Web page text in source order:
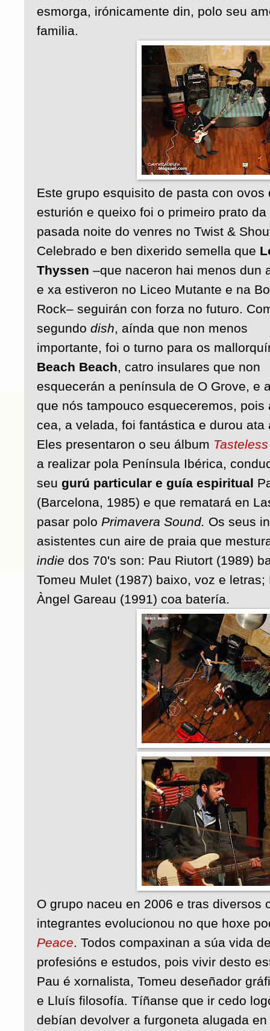
esmorga, irónicamente din, polo seu
familia.
Este grupo esquisito de pasta con ovos
esturión e queixo foi o primeiro prato da
pasada noite do venres no Twist &
Celebrado e ben dixerido semella que
Thyssen –que naceron hai menos dun
e xa estiveron no Liceo Mutante e na
Rock– seguirán con forza no futuro.
segundo dish, aínda que non menos
importante, foi o turno para os
Beach Beach, catro insulares que non
esquecerán a península de O Grove, e
que nós tampouco esqueceremos, pois
cea, a velada, foi fantástica e durou
Eles presentaron o seu álbum
a realizar pola Península Ibérica,
seu gurú particular e guía espiritual
(Barcelona, 1985) e que rematará en
pasar polo Primavera Sound. Os seus
asistentes cun aire de praia que
indie dos 70's son: Pau Riutort (1989)
Tomeu Mulet (1987) baixo, voz e
Àngel Gareau (1991) coa batería.
O grupo naceu en 2006 e tras diversos
integrantes evolucionou no que hoxe
Peace. Todos compaxinan a súa vida
profesións e estudos, pois vivir desto
Pau é xornalista, Tomeu deseñador
e Lluís filosofía. Tíñanse que ir cedo
debían devolver a furgoneta alugada